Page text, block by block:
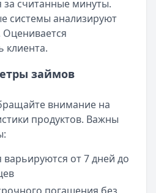
считанные минуты.
системы анализируют
клиента.
займов
внимание на
продуктов. Важны
от 7 дней до